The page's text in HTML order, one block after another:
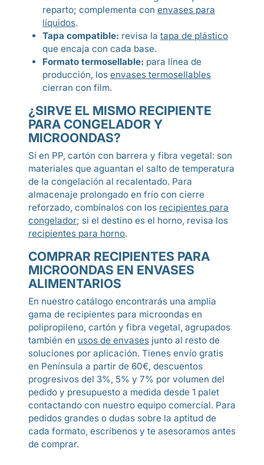
reparto; complementa con envases para
líquidos.
Tapa compatible: revisa la tapa de plástico
que encaja con cada base.
Formato termosellable: para línea de
producción, los envases termosellables
cierran con film.
¿SIRVE EL MISMO RECIPIENTE
PARA CONGELADOR Y
MICROONDAS?
Sí en PP, cartón con barrera y fibra vegetal: son
materiales que aguantan el salto de temperatura
de la congelación al recalentado. Para
almacenaje prolongado en frío con cierre
reforzado, combínalos con los recipientes para
congelador; si el destino es el horno, revisa los
recipientes para horno.
COMPRAR RECIPIENTES PARA
MICROONDAS EN ENVASES
ALIMENTARIOS
En nuestro catálogo encontrarás una amplia
gama de recipientes para microondas en
polipropileno, cartón y fibra vegetal, agrupados
también en usos de envases junto al resto de
soluciones por aplicación. Tienes envío gratis
en Península a partir de 60€, descuentos
progresivos del 3%, 5% y 7% por volumen del
pedido y presupuesto a medida desde 1 palet
contactando con nuestro equipo comercial. Para
pedidos grandes o dudas sobre la aptitud de
cada formato, escríbenos y te asesoramos antes
de comprar.